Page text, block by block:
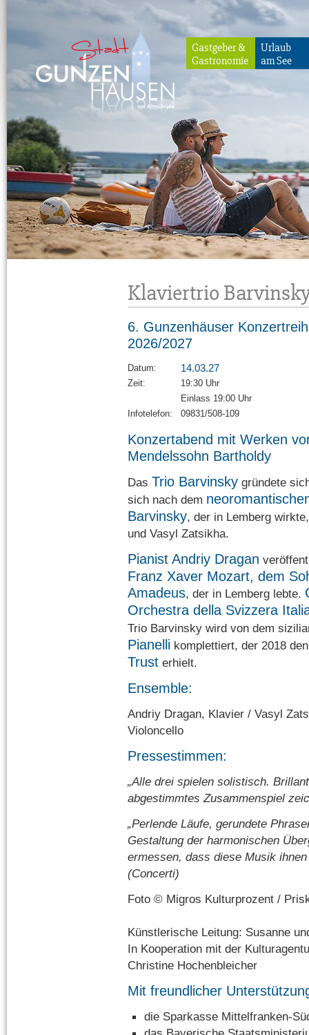
Gunzenhausen
Gastgeber &
Gastronomie
Urlaub
am See
Klaviertrio
6. Gunzenhäuser
2026/2027
Datum: 14.03.27
Zeit:
19:30 Uhr
Einlass 19:00 Uhr
Infotelefon: 09831/508-109
Konzertabend mit Werken
Mendelssohn Bartholdy
Das Trio Barvinsky gründete
sich nach dem
Barvinsky, der in Lemberg
und Vasyl Zatsikha.
Pianist Andriy Dragan
Franz Xaver Mozart, dem
Amadeus, der in Lemberg lebte.
Orchestra della Svizzera
Trio Barvinsky wird von dem
Pianelli komplettiert, der 2018
Trust erhielt.
Ensemble:
Andriy Dragan, Klavier / Vasyl
Violoncello
Pressestimmen:
„Alle drei spielen solistisch.
abgestimmtes Zusammenspiel
„Perlende Läufe, gerundete
Gestaltung der harmonischen
ermessen, dass diese Musik
(Concerti)
Foto © Migros Kulturprozent /
Künstlerische Leitung: Susanne
In Kooperation mit der
Christine Hochenbleicher
Mit freundlicher
die Sparkasse Mittelfranken-